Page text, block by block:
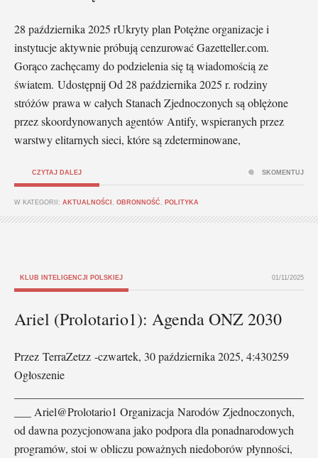
28 października 2025 rUkryty plan Potężne organizacje i
instytucje aktywnie próbują cenzurować Gazetteller.com.
Gorąco zachęcamy do podzielenia się tą wiadomością ze
światem. Udostępnij Od 28 października 2025 r. rodziny
stróżów prawa w całych Stanach Zjednoczonych są oblężone
przez skoordynowanych agentów Antify, wspieranych przez
warstwy elitarnych sieci, które są zdeterminowane,
CZYTAJ DALEJ
W KATEGORII: AKTUALNOŚCI OBRONNOŚĆ POLITYKA
SKOMENTUJ
KLUB INTELIGENCJI POLSKIEJ 01/11/2025
Ariel (Prolotario1): Agenda ONZ 2030
Przez TerraZetzz -czwartek, 30 października 2025, 4:430259
Ogłoszenie
___ Ariel@Prolotario1 Organizacja Narodów Zjednoczonych,
od dawna pozycjonowana jako podpora dla ponadnarodowych
programów, stoi w obliczu poważnych niedoborów płynności,